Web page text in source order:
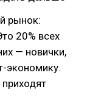
рынок:
20% всех
— новички,
экономику.